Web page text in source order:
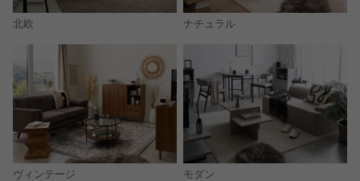
北欧 ナチュラル
ヴィンテージ モダン